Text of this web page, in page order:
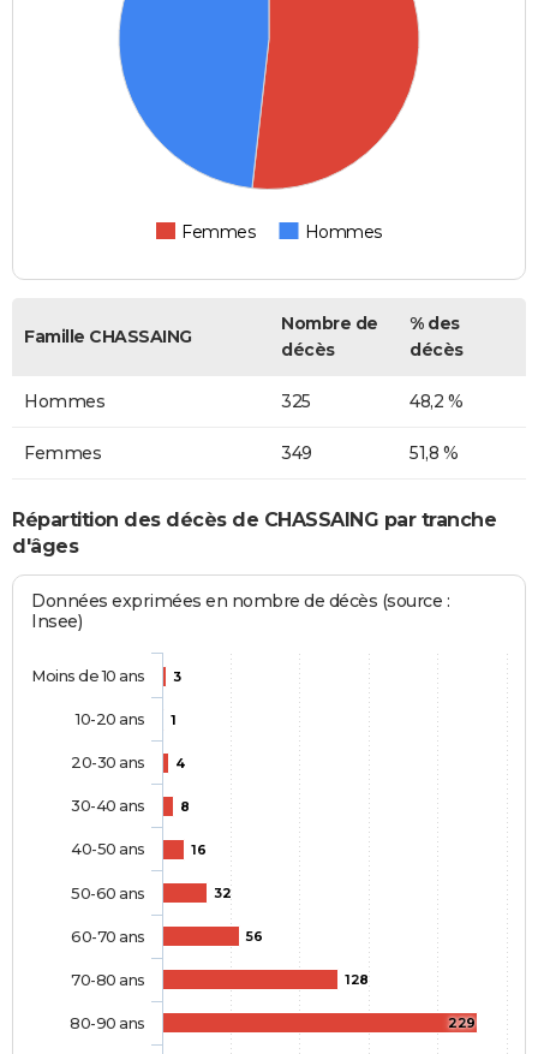
Femmes Hommes
Famille CHASSAING
Nombre de
décès
% des
décès
Hommes 325 48,2 %
Femmes 349 51,8 %
Répartition des décès de CHASSAING par tranche
d'âges
Données exprimées en nombre de décès (source :
Insee)
3
1
4
8
16
32
56
128
229
Moins de 10 ans
10-20 ans
20-30 ans
30-40 ans
40-50 ans
50-60 ans
60-70 ans
70-80 ans
80-90 ans